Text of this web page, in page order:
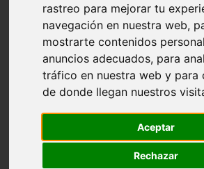
rastreo para mejorar tu
navegación en nuestra web,
mostrarte contenidos
anuncios adecuados, para
tráfico en nuestra web y para
de donde llegan nuestros
Aceptar
Rechazar
Asturias - oviedo
Cádiz - el-puerto-de-santa-maría
Asturias - aller
álava - vitoria-gasteiz
Málaga - marbella
Zaragoza - zaragoza
Barcelona - barcelona
Valencia - valencia
Toledo - seseña
Cantabria - val-de-san-vicente